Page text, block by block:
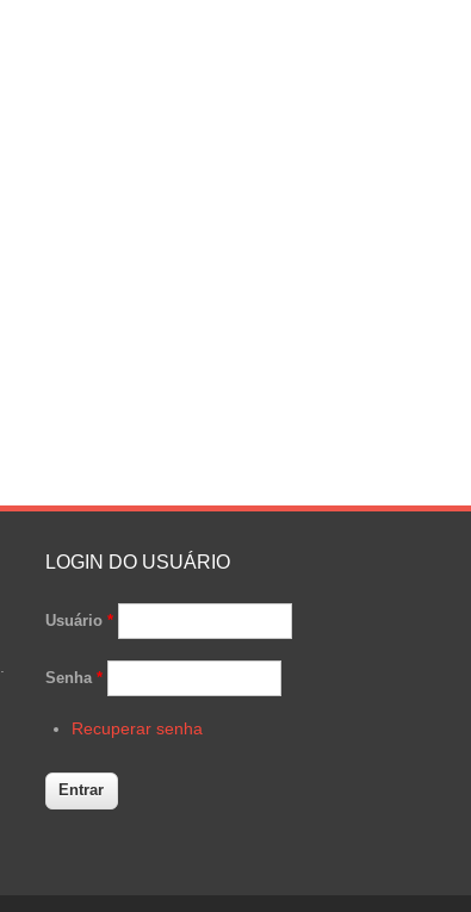
LOGIN DO USUÁRIO
Usuário *
Senha *
Recuperar senha